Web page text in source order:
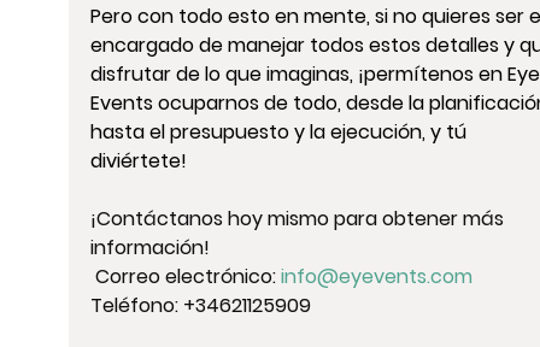
Pero con todo esto en mente, si no quieres ser
encargado de manejar todos estos detalles y
disfrutar de lo que imaginas, ¡permítenos en
Events ocuparnos de todo, desde la
hasta el presupuesto y la ejecución, y tú
diviértete!
¡Contáctanos hoy mismo para obtener más
información!
Correo electrónico: info@eyevents.com
Teléfono: +34621125909